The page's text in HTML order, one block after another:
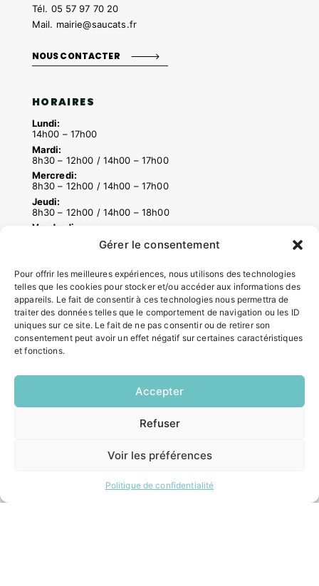
Gérer le consentement
Pour offrir les meilleures expériences, nous utilisons des technologies
telles que les cookies pour stocker et/ou accéder aux informations des
appareils. Le fait de consentir à ces technologies nous permettra de
traiter des données telles que le comportement de navigation ou les ID
uniques sur ce site. Le fait de ne pas consentir ou de retirer son
consentement peut avoir un effet négatif sur certaines caractéristiques
et fonctions.
Accepter
Refuser
Voir les préférences
Politique de confidentialité
Tél. 05 57 97 70 20
Mail. mairie@saucats.fr
NOUS CONTACTER
HORAIRES
Lundi:
14h00 – 17h00
Mardi:
8h30 – 12h00 / 14h00 – 17h00
Mercredi:
8h30 – 12h00 / 14h00 – 17h00
Jeudi:
8h30 – 12h00 / 14h00 – 18h00
Vendredi:
8h30 – 12h00 / 14h00 – 16h30
ACCÉS RAPIDES
Contacter la mairie
Pôle santé
Le Saucatais
Formalités administratives
INFORMATIONS LÉGALES
Mentions légales